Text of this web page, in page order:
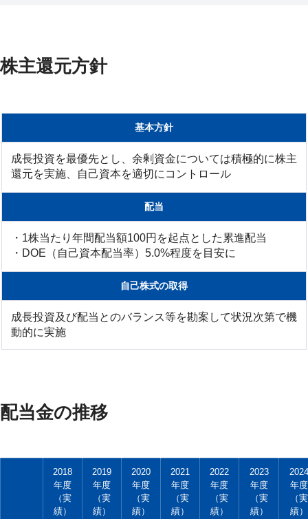
株主還元方針
基本方針
成長投資を最優先とし、余剰資金については積極的に株主
還元を実施、自己資本を適切にコントロール
配当
・1株当たり年間配当額100円を起点とした累進配当
・DOE（自己資本配当率）5.0%程度を目安に
自己株式の取得
成長投資及び配当とのバランス等を勘案して状況次第で機
動的に実施
配当金の推移
2018
年度
（実
績）
2019
年度
（実
績）
2020
年度
（実
績）
2021
年度
（実
績）
2022
年度
（実
績）
2023
年度
（実
績）
2024
年度
（実
績）